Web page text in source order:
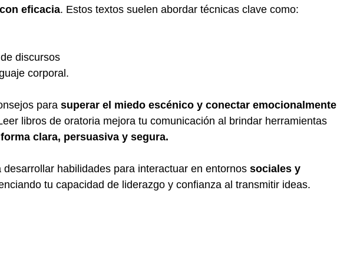
eficacia. Estos textos suelen abordar técnicas clave como:
discursos
corporal.
para superar el miedo escénico y conectar emocionalmente
libros de oratoria mejora tu comunicación al brindar herramientas
forma clara, persuasiva y segura.
desarrollar habilidades para interactuar en entornos sociales y
tu capacidad de liderazgo y confianza al transmitir ideas.